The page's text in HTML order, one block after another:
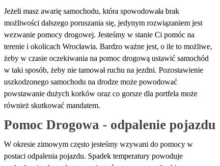
Jeżeli masz awarię samochodu, która spowodowała brak
możliwości dalszego poruszania się, jedynym rozwiązaniem jest
wezwanie pomocy drogowej. Jesteśmy w stanie Ci pomóc na
terenie i okolicach Wrocławia. Bardzo ważne jest, o ile to możliwe,
żeby w czasie oczekiwania na pomoc drogową ustawić samochód
w taki sposób, żeby nie tamował ruchu na jezdni. Pozostawienie
uszkodzonego samochodu na drodze może powodować
powstawanie dużych korków oraz co gorsze dla portfela może
również skutkować mandatem.
Pomoc Drogowa - odpalenie pojazdu
W okresie zimowym często jesteśmy wzywani do pomocy w
postaci odpalenia pojazdu. Spadek temperatury powoduje